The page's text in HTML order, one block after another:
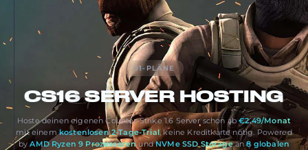
01- PLÄNE
CS16 SERVER HOSTING
Hoste deinen eigenen Counter-Strike 1.6 Server schon ab€2.49/Monat
mit einemkostenlosen 2-Tage-Trial, keine Kreditkarte nötig. Powered
byAMD Ryzen 9 ProzessorenundNVMe SSD Storagean8 globalen